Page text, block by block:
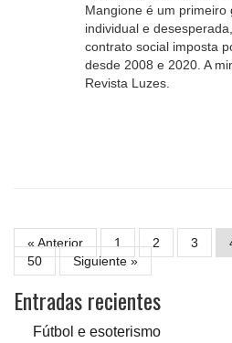
Mangione é um primeiro
individual e
contrato social imposta
desde 2008 e 2020. A
Revista Luzes.
« Anterior 1 2 3
50
Siguiente »
Entradas recientes
Fútbol e esoterismo